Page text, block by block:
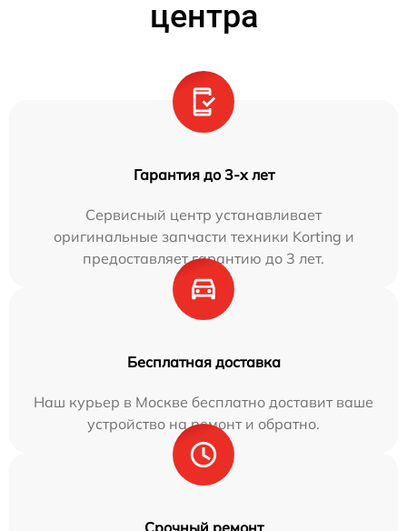
центра
Гарантия до 3-х лет
Сервисный центр устанавливает
оригинальные запчасти техники Korting и
предоставляет гарантию до 3 лет.
Бесплатная доставка
Наш курьер в Москве бесплатно доставит ваше
устройство на ремонт и обратно.